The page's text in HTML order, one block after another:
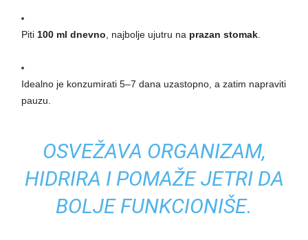
Piti 100 ml dnevno , najbolje ujutru na prazan stomak
Idealno je konzumirati 5–7 dana uzastopno, a zatim napraviti
pauzu.
OSVEŽAVA ORGANIZAM,
HIDRIRA I POMAŽE JETRI DA
BOLJE FUNKCIONIŠE.